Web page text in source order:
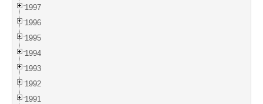
1997
1996
1995
1994
1993
1992
1991